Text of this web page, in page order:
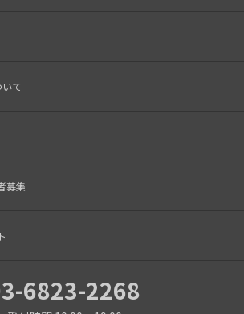
て
募集
6823-2268